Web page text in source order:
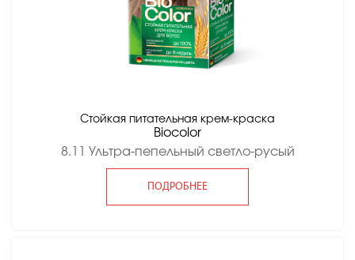
Стойкая питательная крем-краска
Вiocolor
8.11 Ультра-пепельный светло-русый
ПОДРОБНЕЕ